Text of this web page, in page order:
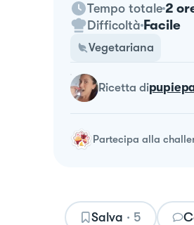
Tempo totale 2
Difficoltà Facile
Vegetariana
ricetta di
Partecipa alla
Salva · 5